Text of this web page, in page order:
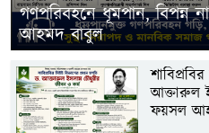
গণপরিবহনে ধূমপান, বিপন্ন
আহমদ বাবুল
আক্তারুল
ফয়সল